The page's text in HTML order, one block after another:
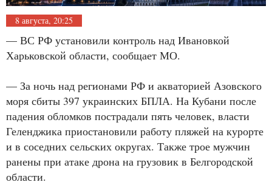
8 августа, 20:25
— ВС РФ установили контроль над Ивановкой
Харьковской области, сообщает МО.
— За ночь над регионами РФ и акваторией Азовского
моря сбиты 397 украинских БПЛА. На Кубани после
падения обломков пострадали пять человек, власти
Геленджика приостановили работу пляжей на курорте
и в соседних сельских округах. Также трое мужчин
ранены при атаке дрона на грузовик в Белгородской
области.